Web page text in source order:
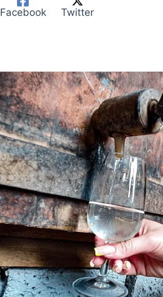
Facebook Twitter